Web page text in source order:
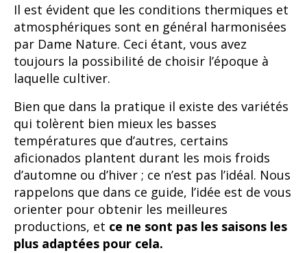
Il est évident que les conditions thermiques et
atmosphériques sont en général harmonisées
par Dame Nature. Ceci étant, vous avez
toujours la possibilité de choisir l’époque à
laquelle cultiver.
Bien que dans la pratique il existe des variétés
qui tolèrent bien mieux les basses
températures que d’autres, certains
aficionados plantent durant les mois froids
d’automne ou d’hiver ; ce n’est pas l’idéal. Nous
rappelons que dans ce guide, l’idée est de vous
orienter pour obtenir les meilleures
productions, et ce ne sont pas les saisons les
plus adaptées pour cela.